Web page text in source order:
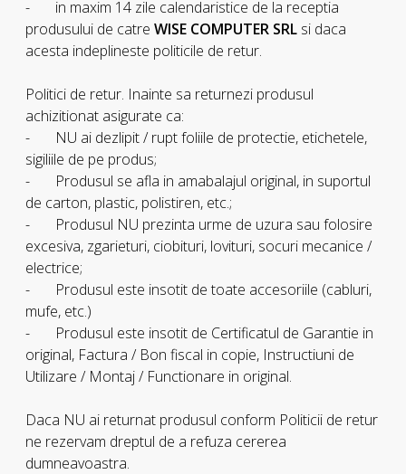
- in maxim 14 zile calendaristice de la receptia
produsului de catre WISE COMPUTER SRL si daca
acesta indeplineste politicile de retur.
Politici de retur. Inainte sa returnezi produsul
achizitionat asigurate ca:
- NU ai dezlipit / rupt foliile de protectie, etichetele,
sigiliile de pe produs;
- Produsul se afla in amabalajul original, in suportul
de carton, plastic, polistiren, etc.;
- Produsul NU prezinta urme de uzura sau folosire
excesiva, zgarieturi, ciobituri, lovituri, socuri mecanice /
electrice;
- Produsul este insotit de toate accesoriile (cabluri,
mufe, etc.)
- Produsul este insotit de Certificatul de Garantie in
original, Factura / Bon fiscal in copie, Instructiuni de
Utilizare / Montaj / Functionare in original.
Daca NU ai returnat produsul conform Politicii de retur
ne rezervam dreptul de a refuza cererea
dumneavoastra.